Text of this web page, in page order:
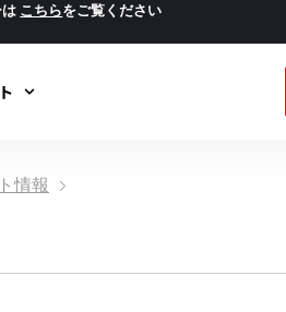
こちらをご覧ください
情報